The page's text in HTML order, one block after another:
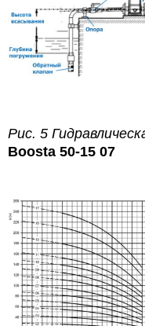
Рис. 5
Boosta 50-15 07